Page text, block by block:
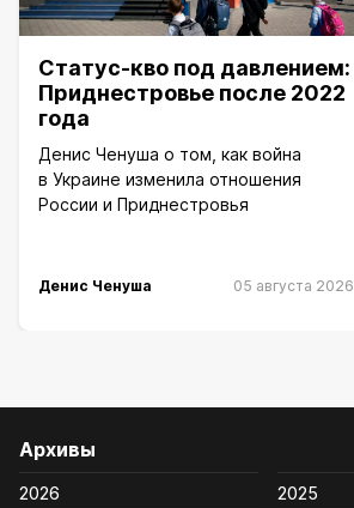
Статус-кво под давлением:
Приднестровье после 2022
года
Денис Ченуша о том, как война
в Украине изменила отношения
России и Приднестровья
Денис Ченуша 05 августа 2026
Архивы
2026
2025